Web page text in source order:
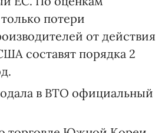
потери
от действия
составят порядка 2
в ВТО официальный